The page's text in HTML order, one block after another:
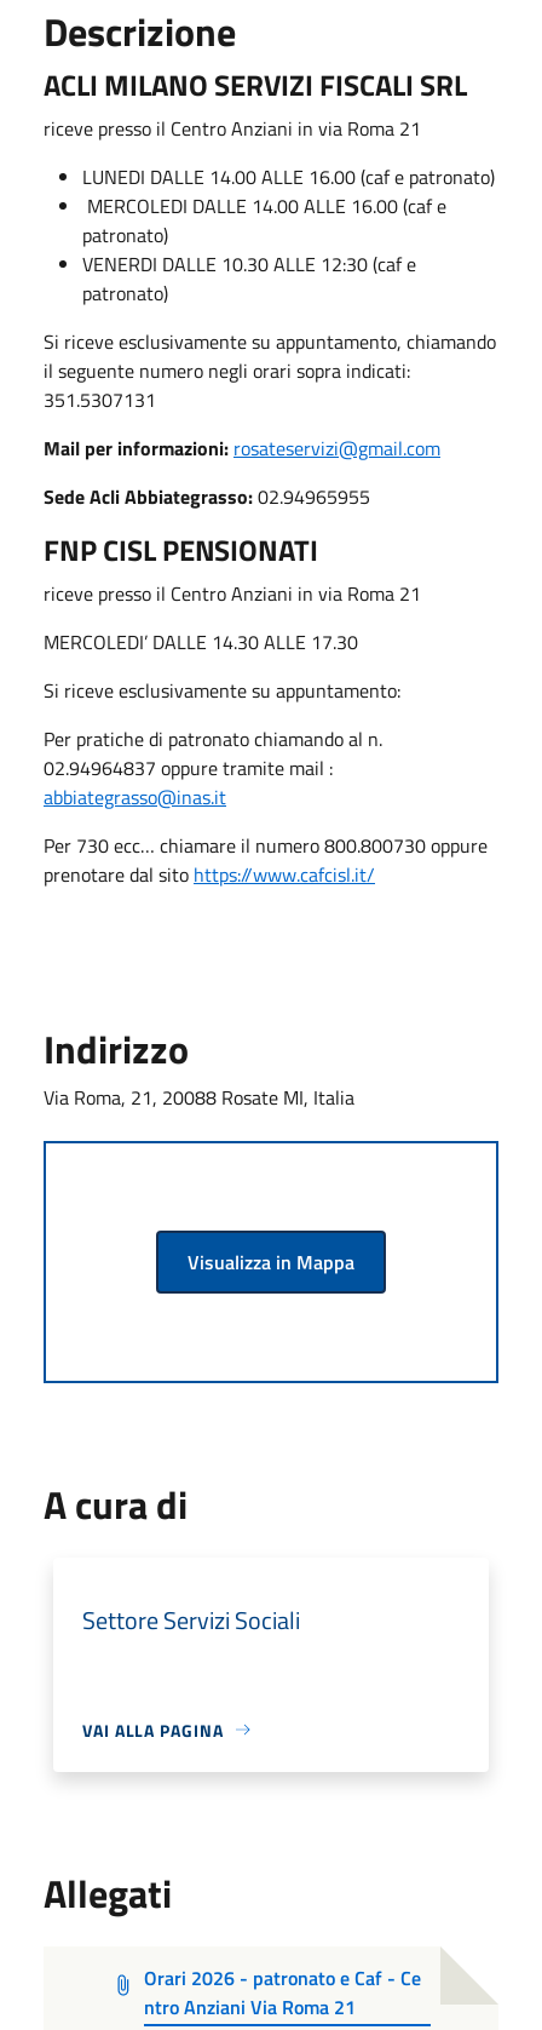
Descrizione
ACLI MILANO SERVIZI FISCALI SRL
riceve presso il Centro Anziani in via Roma 21
LUNEDI DALLE 14.00 ALLE 16.00(caf e patronato)
MERCOLEDI DALLE 14.00 ALLE 16.00 (caf e
patronato)
VENERDI DALLE 10.30 ALLE 12:30(caf e
patronato)
Si riceve esclusivamente su appuntamento, chiamando
il seguente numero negli orari sopra indicati:
351.5307131
Mail per informazioni: rosateservizi@gmail.com
Sede Acli Abbiategrasso:02.94965955
FNPCISLPENSIONATI
riceve presso il Centro Anziani in via Roma 21
MERCOLEDI’ DALLE 14.30 ALLE 17.30
Si riceve esclusivamente su appuntamento:
Per pratiche di patronato chiamando al n.
02.94964837 oppure tramite mail :
abbiategrasso@inas.it
Per 730 ecc… chiamare il numero 800.800730 oppure
prenotare dal sito https://www.cafcisl.it/
Indirizzo
Via Roma, 21, 20088 Rosate MI, Italia
Visualizza in Mappa
A cura di
Settore Servizi Sociali
VAI ALLA PAGINA
Allegati
Orari 2026 - patronato e Caf - Ce
ntro Anziani Via Roma 21